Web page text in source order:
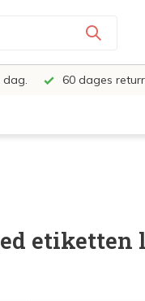
dag. 60 dages
etiketten